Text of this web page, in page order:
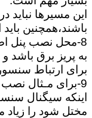
این مسیرها
باشند،همچنین باید
8-محل نصب پنل
به پریز برق باشد
برای ارتباط
9-برای مـثال
اینکه سیگنال
مختل شود را زیاد